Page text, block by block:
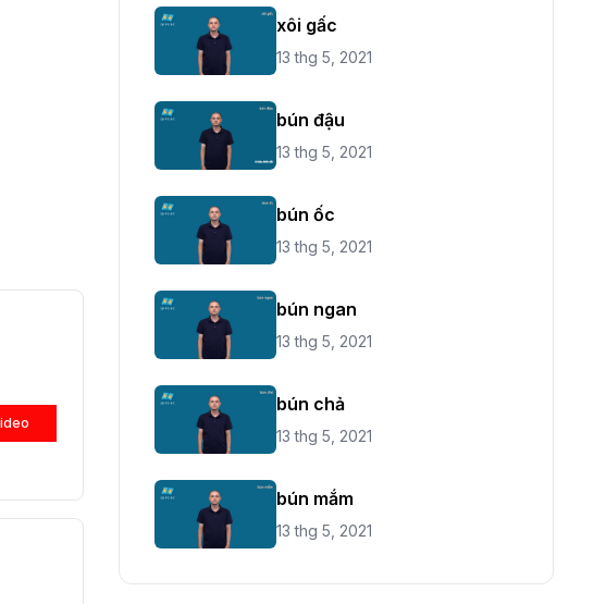
xôi gấc
13 thg 5, 2021
bún đậu
13 thg 5, 2021
bún ốc
13 thg 5, 2021
bún ngan
13 thg 5, 2021
bún chả
13 thg 5, 2021
bún mắm
13 thg 5, 2021